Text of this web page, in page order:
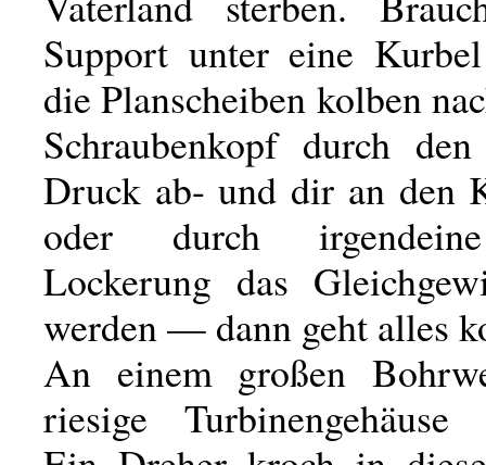
Support unter eine
die Planscheiben kolben
Schraubenkopf durch
Druck ab- und dir an den
oder durch
Lockerung das
werden — dann geht alles
An einem großen
riesige Turbinengehäuse